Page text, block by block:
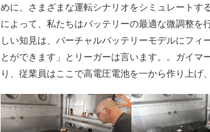
めに、さまざまな運転シナリオをシミュレートす
によって、私たちはバッテリーの最適な微調整を
しい知見は、バーチャルバッテリーモデルにフィ
とができます」とリーガーは言います。。ガイマ
り、従業員はここで高電圧電池を一から作り上げ